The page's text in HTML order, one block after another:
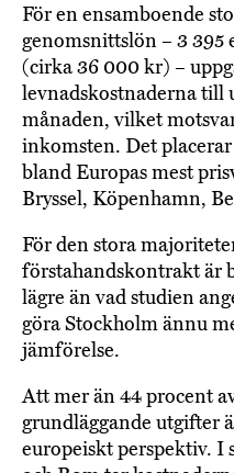
För en ensamboende
genomsnittslön – 3 395
(cirka 36 000 kr) –
levnadskostnaderna till
månaden, vilket
inkomsten. Det
bland Europas mest
Bryssel, Köpenhamn,
För den stora
förstahandskontrakt är
lägre än vad studien
göra Stockholm ännu
jämförelse.
Att mer än 44 procent
grundläggande utgifter
europeiskt perspektiv. I